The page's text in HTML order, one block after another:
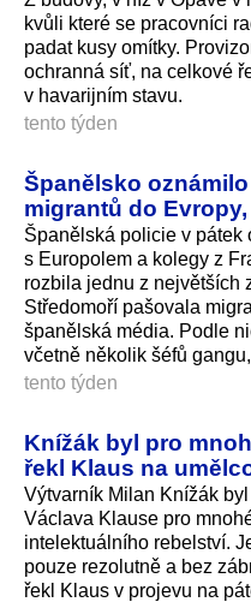
kvůli které se pracovníci
padat kusy omítky.
ochranná síť, na celkové
v havarijním stavu.
tento týden
Španělsko
migrantů do
Španělská policie v pátek
s Europolem a kolegy z
rozbila jednu z největších
Středomoří pašovala
španělská média. Podle
včetně několik šéfů
tento týden
Knížák byl pro
řekl Klaus na
Výtvarník Milan Knížák
Václava Klause pro
intelektuálního rebelství.
pouze rezolutně a bez
řekl Klaus v projevu na